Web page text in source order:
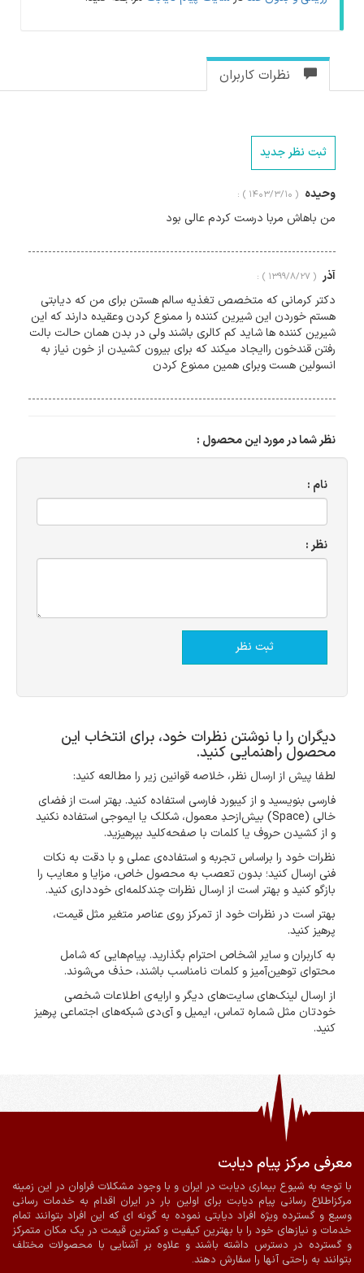
نظرات کاربران
ثبت نظر جدید
وحیده ( ۱۴۰۳/۳/۱۰ ) :
من باهاش مربا درست کردم عالی بود
آذر ( ۱۳۹۹/۸/۲۷ ) :
دکتر کرمانی که متخصص تغذیه سالم هستن برای من که دیابتی
هستم خوردن این شیرین کننده را ممنوع کردن وعقیده دارند که این
شیرین کننده ها شاید کم کالری باشند ولی در بدن همان حالت بالت
رفتن قندخون راایجاد میکند که برای بیرون کشیدن از خون نیاز به
انسولین هست وبرای همین ممنوع کردن
نظر شما در مورد این محصول :
نام :
نظر :
دیگران را با نوشتن نظرات خود، برای انتخاب این
محصول راهنمایی کنید.
لطفا پیش از ارسال نظر، خلاصه قوانین زیر را مطالعه کنید:
فارسی بنویسید و از کیبورد فارسی استفاده کنید. بهتر است از فضای
خالی (Space) بیش‌از‌حدِ معمول، شکلک یا ایموجی استفاده نکنید
و از کشیدن حروف یا کلمات با صفحه‌کلید بپرهیزید.
نظرات خود را براساس تجربه و استفاده‌ی عملی و با دقت به نکات
فنی ارسال کنید؛ بدون تعصب به محصول خاص، مزایا و معایب را
بازگو کنید و بهتر است از ارسال نظرات چندکلمه‌‌ای خودداری کنید.
بهتر است در نظرات خود از تمرکز روی عناصر متغیر مثل قیمت،
پرهیز کنید.
به کاربران و سایر اشخاص احترام بگذارید. پیام‌هایی که شامل
محتوای توهین‌آمیز و کلمات نامناسب باشند، حذف می‌شوند.
از ارسال لینک‌های سایت‌های دیگر و ارایه‌ی اطلاعات شخصی
خودتان مثل شماره تماس، ایمیل و آی‌دی شبکه‌های اجتماعی پرهیز
کنید.
پرداخت آنلاین ارسال با پیک در شیراز
معرفی مرکز پیام دیابت
با توجه به شیوع بیماری دیابت در ایران و با وجود مشکلات فراوان در این زمینه
مرکزاطلاع رسانی پیام دیابت برای اولین بار در ایران اقدام به خدمات رسانی
وسیع و گسترده ویژه افراد دیابتی نموده به گونه ای که این افراد بتوانند تمام
خدمات و نیازهای خود را با بهترین کیفیت و کمترین قیمت در یک مکان متمرکز
و گسترده در دسترس داشته باشند و علاوه بر آشنایی با محصولات مختلف
بتوانند به راحتی آنها را سفارش دهند.